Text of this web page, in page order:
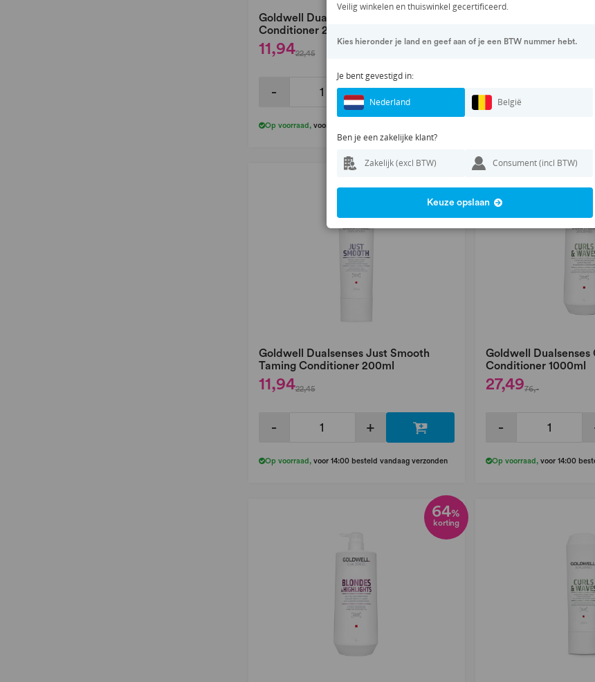
Goldwell Dualsenses Rich Repair
Conditioner 200ml
11,9422,45
- +
Op voorraad , voor 14:00 besteld vandaag verzonden
Goldwell Dualsenses
Highlights
11,94
voor 14:00
korting
Goldwell Dualsenses Just Smooth
Taming Conditioner 200ml
11,9422,45
- +
Op voorraad , voor 14:00 besteld vandaag verzonden
Goldwell Dualsenses
Conditioner 1000ml
27,4976,-
-
Op voorraad , voor 14:00
64%
korting
Veilig winkelen en thuiswinkel gecertificeerd.
Kies hieronder je land en geef aan of je een BTW nummer hebt.
Je bent gevestigd in:
Nederland België
Ben je een zakelijke klant?
Zakelijk (excl BTW) Consument (incl BTW)
Keuze opslaan